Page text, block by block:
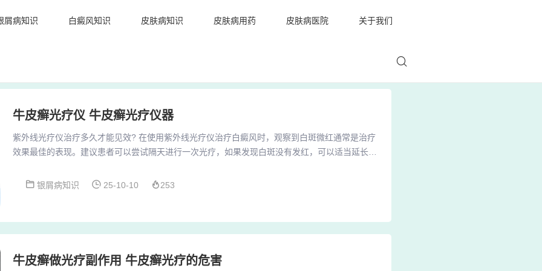
屑病知识 白癜风知识 皮肤病知识 皮肤病用药 皮肤病医院 关于我们
牛皮癣光疗仪 牛皮癣光疗仪器
紫外线光疗仪治疗多久才能见效? 在使用紫外线光疗仪治疗白癜风时，观察到白斑微红通常是治疗
效果最佳的表现。建议患者可以尝试隔天进行一次光疗，如果发现白斑没有发红，可以适当延长照
近10年的ZZ-II型紫外线光疗仪，是国内唯一获得食品药品监督管理局许可的、可以在家中使用的
银屑病知识 25-10-10 253
牛皮癣做光疗副作用 牛皮癣光疗的危害